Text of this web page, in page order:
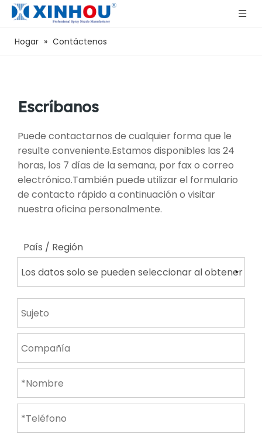
Hogar » Contáctenos
Escríbanos
Puede contactarnos de cualquier forma que le
resulte conveniente.Estamos disponibles las 24
horas, los 7 días de la semana, por fax o correo
electrónico.También puede utilizar el formulario
de contacto rápido a continuación o visitar
nuestra oficina personalmente.
País / Región